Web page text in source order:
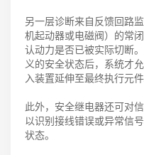
另一层诊断来自反馈回路
机起动器或电磁阀）的常
认动力是否已被实际切断
义的安全状态后，系统才
入装置延伸至最终执行元件
此外，安全继电器还可对
以识别接线错误或异常信
状态。